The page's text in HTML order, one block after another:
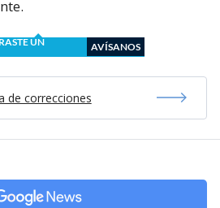
UN
AVÍSANOS
de correcciones